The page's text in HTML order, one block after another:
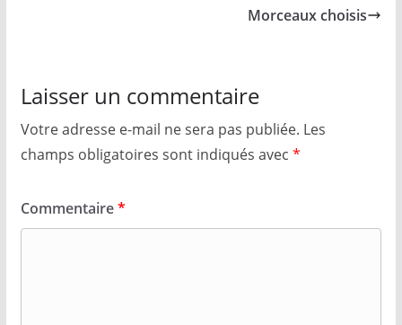
Morceaux choisis
Laisser un commentaire
Votre adresse e-mail ne sera pas publiée. Les
champs obligatoires sont indiqués avec *
Commentaire*